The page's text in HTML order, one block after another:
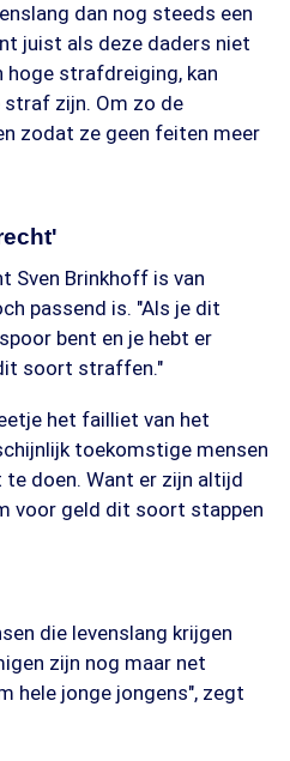
dan nog steeds een
juist als deze daders niet
hoge strafdreiging, kan
straf zijn. Om zo de
zodat ze geen feiten meer
Sven Brinkhoff is van
passend is. "Als je dit
bent en je hebt er
soort straffen."
het failliet van het
toekomstige mensen
doen. Want er zijn altijd
voor geld dit soort stappen
die levenslang krijgen
zijn nog maar net
hele jonge jongens", zegt